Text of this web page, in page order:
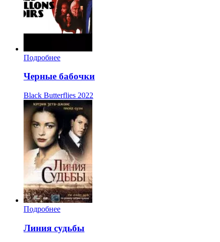
Подробнее
Черные бабочки
Black Butterflies 2022
Подробнее
Линия судьбы